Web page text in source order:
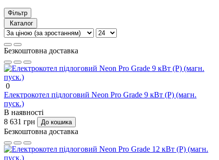
Фільтр
Каталог
Безкоштовна доставка
0
Електрокотел підлоговий Neon Pro Grade 9 кВт (P) (магн.
пуск.)
В наявності
8 631 грн
До кошика
Безкоштовна доставка